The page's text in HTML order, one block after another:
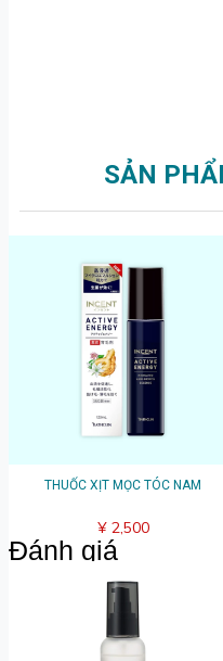
Đánh giá
Hãy chia sẻ suy nghĩ của
bài đánh giá.
THUỐC XỊT MỌC TÓC NAM
¥ 2,500
SẢN